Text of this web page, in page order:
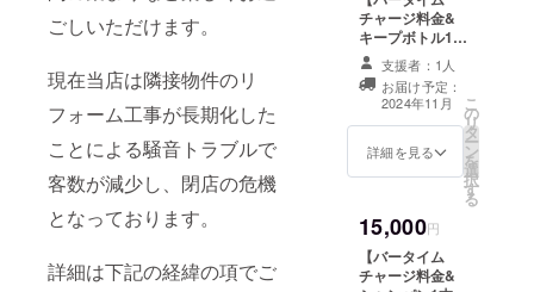
ごしいただけます。
現在当店は隣接物件のリ
フォーム工事が長期化した
ことによる騒音トラブルで
客数が減少し、閉店の危機
となっております。
詳細は下記の経緯の項でご
23日まで ※支援
額が目標以上に
なりましたら別
途アナウンスし
有効期限を延長
いたします
チャージ料金&
キープボトル1本
ご提供チケッ
ト】 もしくはソ
フトドリンク飲
み放題に変更可
能 ・初回来店時
にお渡しいたし
をした旨をお声
掛けください。
・有効期間：
2024年11月23
支援者：1人
お届け予定：
2024年11月
詳細を見る
こ
の
リ
タ
ー
ン
を
選
択
す
る
15,000円
【バータイム
チャージ料金&